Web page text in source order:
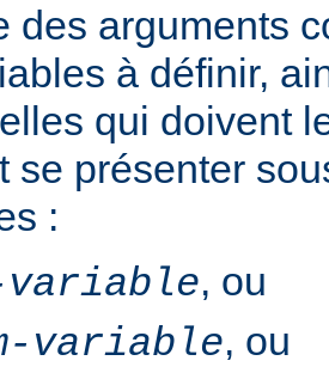
des arguments
à définir,
qui doivent
se présenter
:
variable, ou
variable, ou